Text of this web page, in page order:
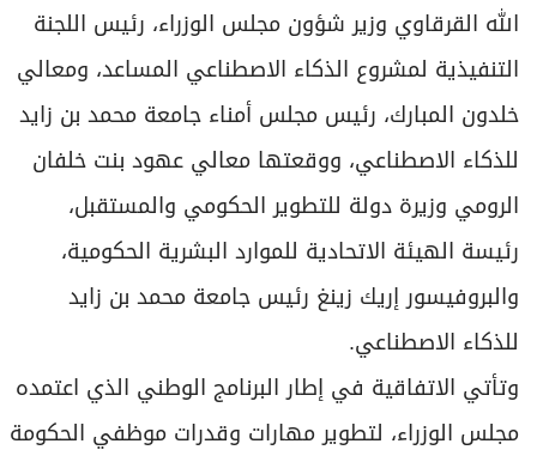
الله القرقاوي وزير شؤون مجلس الوزراء، رئيس اللجنة
التنفيذية لمشروع الذكاء الاصطناعي المساعد، ومعالي
خلدون المبارك، رئيس مجلس أمناء جامعة محمد بن زايد
للذكاء الاصطناعي، ووقعتها معالي عهود بنت خلفان
الرومي وزيرة دولة للتطوير الحكومي والمستقبل،
رئيسة الهيئة الاتحادية للموارد البشرية الحكومية،
والبروفيسور إريك زينغ رئيس جامعة محمد بن زايد
للذكاء الاصطناعي.
وتأتي الاتفاقية في إطار البرنامج الوطني الذي اعتمده
مجلس الوزراء، لتطوير مهارات وقدرات موظفي الحكومة